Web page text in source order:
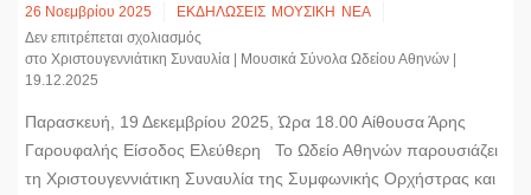
26 Νοεμβρίου 2025 ΕΚΔΗΛΩΣΕΙΣ ΜΟΥΣΙΚΗ ΝΕΑ
Δεν επιτρέπεται σχολιασμός
στο Χριστουγεννιάτικη Συναυλία | Μουσικά Σύνολα Ωδείου Αθηνών |
19.12.2025
Παρασκευή, 19 Δεκεµβρίου 2025, Ώρα 18.00 Αίθουσα Άρης
Γαρουφαλής Είσοδος Ελεύθερη Το Ωδείο Αθηνών παρουσιάζει
τη Χριστουγεννιάτικη Συναυλία της Συμφωνικής Ορχήστρας και